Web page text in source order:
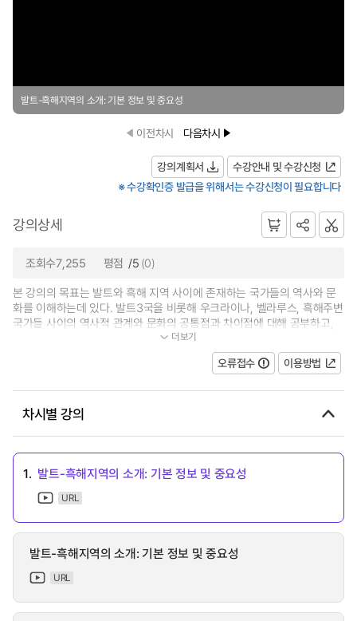
발트-흑해지역의 소개: 기본 정보 및 중요성
이전차시 다음차시
강의계획서
수강안내 및 수강신청
※ 수강확인증 발급을 위해서는 수강신청이 필요합니다
강의상세
조회수7,255 평점 /5 (0)
본 강의의 목표는 발트와 흑해 지역 사이에 존재하는 국가들의 역사와 문
화를 이해하는데 있다. 발트3국을 비롯해 우크라이나, 벨라루스, 흑해주변
국가들 사이의 역사적 관계와 문화의 공통점과 차이점에 대해 공부하고,
이들 국가의 협력 가능성에 대해서...더보기
오류접수 이용방법
차시별 강의
1. 발트-흑해지역의 소개: 기본 정보 및 중요성
URL
발트-흑해지역의 소개: 기본 정보 및 중요성
URL